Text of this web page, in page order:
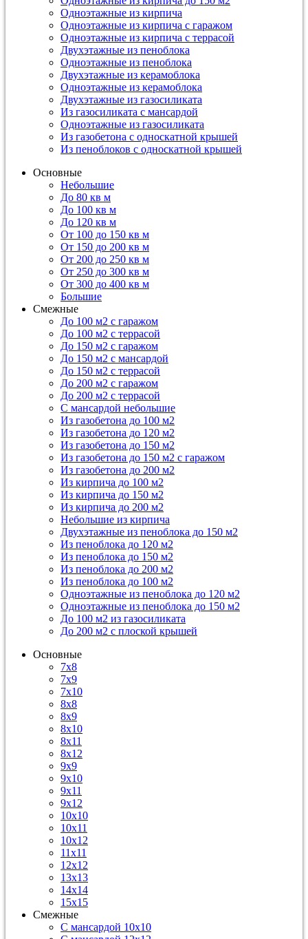
Одноэтажные из кирпича
Одноэтажные из кирпича с гаражом
Одноэтажные из кирпича с террасой
Двухэтажные из пеноблока
Одноэтажные из пеноблока
Двухэтажные из керамоблока
Одноэтажные из керамоблока
Двухэтажные из газосиликата
Из газосиликата с мансардой
Одноэтажные из газосиликата
Из газобетона с односкатной крышей
Из пеноблоков с односкатной крышей
Основные
Небольшие
До 80 кв м
До 100 кв м
До 120 кв м
От 100 до 150 кв м
От 150 до 200 кв м
От 200 до 250 кв м
От 250 до 300 кв м
От 300 до 400 кв м
Большие
Смежные
До 100 м2 с гаражом
До 100 м2 с террасой
До 150 м2 с гаражом
До 150 м2 с мансардой
До 150 м2 с террасой
До 200 м2 с гаражом
До 200 м2 с террасой
С мансардой небольшие
Из газобетона до 100 м2
Из газобетона до 120 м2
Из газобетона до 150 м2
Из газобетона до 150 м2 с гаражом
Из газобетона до 200 м2
Из кирпича до 100 м2
Из кирпича до 150 м2
Из кирпича до 200 м2
Небольшие из кирпича
Двухэтажные из пеноблока до 150 м2
Из пеноблока до 120 м2
Из пеноблока до 150 м2
Из пеноблока до 200 м2
Из пеноблока до 100 м2
Одноэтажные из пеноблока до 120 м2
Одноэтажные из пеноблока до 150 м2
До 100 м2 из газосиликата
До 200 м2 с плоской крышей
Основные
7х8
7х9
7х10
8х8
8х9
8х10
8х11
8х12
9х9
9х10
9х11
9х12
10х10
10х11
10х12
11х11
12х12
13х13
14х14
15х15
Смежные
С мансардой 10х10